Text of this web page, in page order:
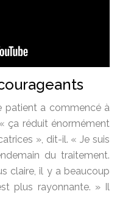
patient a commencé à
ça réduit énormément
», dit-il. « Je suis
du traitement.
claire, il y a beaucoup
plus rayonnante. » Il